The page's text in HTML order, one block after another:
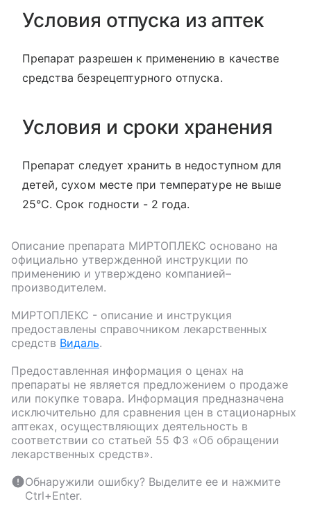
Условия отпуска из аптек
Препарат разрешен к применению в качестве
средства безрецептурного отпуска.
Условия и сроки хранения
Препарат следует хранить в недоступном для
детей, сухом месте при температуре не выше
25°C. Срок годности - 2 года.
Описание препарата МИРТОПЛЕКС основано на
официально утвержденной инструкции по
применению и утверждено компанией–
производителем.
МИРТОПЛЕКС - описание и инструкция
предоставлены справочником лекарственных
средств Видаль.
Предоставленная информация о ценах на
препараты не является предложением о продаже
или покупке товара. Информация предназначена
исключительно для сравнения цен в стационарных
аптеках, осуществляющих деятельность в
соответствии со статьей 55 ФЗ «Об обращении
лекарственных средств».
Обнаружили ошибку? Выделите ее и нажмите
Ctrl+Enter.